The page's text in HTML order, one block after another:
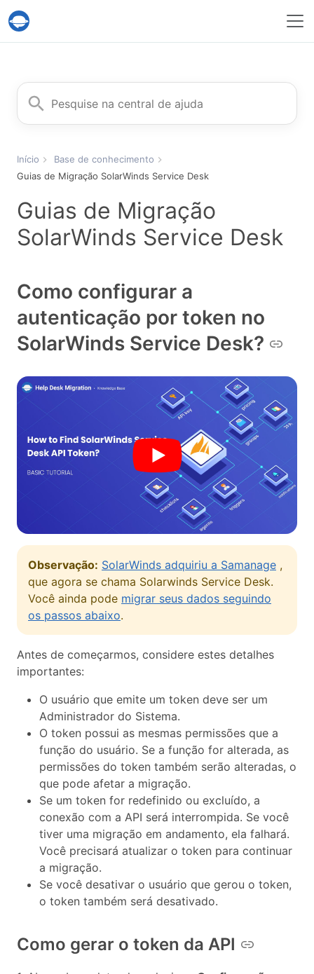
Serviço Help Desk Migration
Procurar
Início
Base de conhecimento
Guias de Migração SolarWinds Service Desk
Guias de Migração
SolarWinds Service Desk
Como configurar a
autenticação por token no
SolarWinds Service Desk?
Observação: SolarWinds adquiriu a Samanage ,
que agora se chama Solarwinds Service Desk.
Você ainda pode migrar seus dados seguindo
os passos abaixo.
Antes de começarmos, considere estes detalhes
importantes:
O usuário que emite um token deve ser um
Administrador do Sistema.
O token possui as mesmas permissões que a
função do usuário. Se a função for alterada, as
permissões do token também serão alteradas, o
que pode afetar a migração.
Se um token for redefinido ou excluído, a
conexão com a API será interrompida. Se você
tiver uma migração em andamento, ela falhará.
Você precisará atualizar o token para continuar
a migração.
Se você desativar o usuário que gerou o token,
o token também será desativado.
Como gerar o token da API